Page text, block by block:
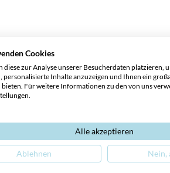
Cookies
diese zur Analyse unserer Besucherdaten platzieren,
personalisierte Inhalte anzuzeigen und Ihnen ein
bieten. Für weitere Informationen zu den von uns
Alle akzeptieren
Ablehnen Nein,